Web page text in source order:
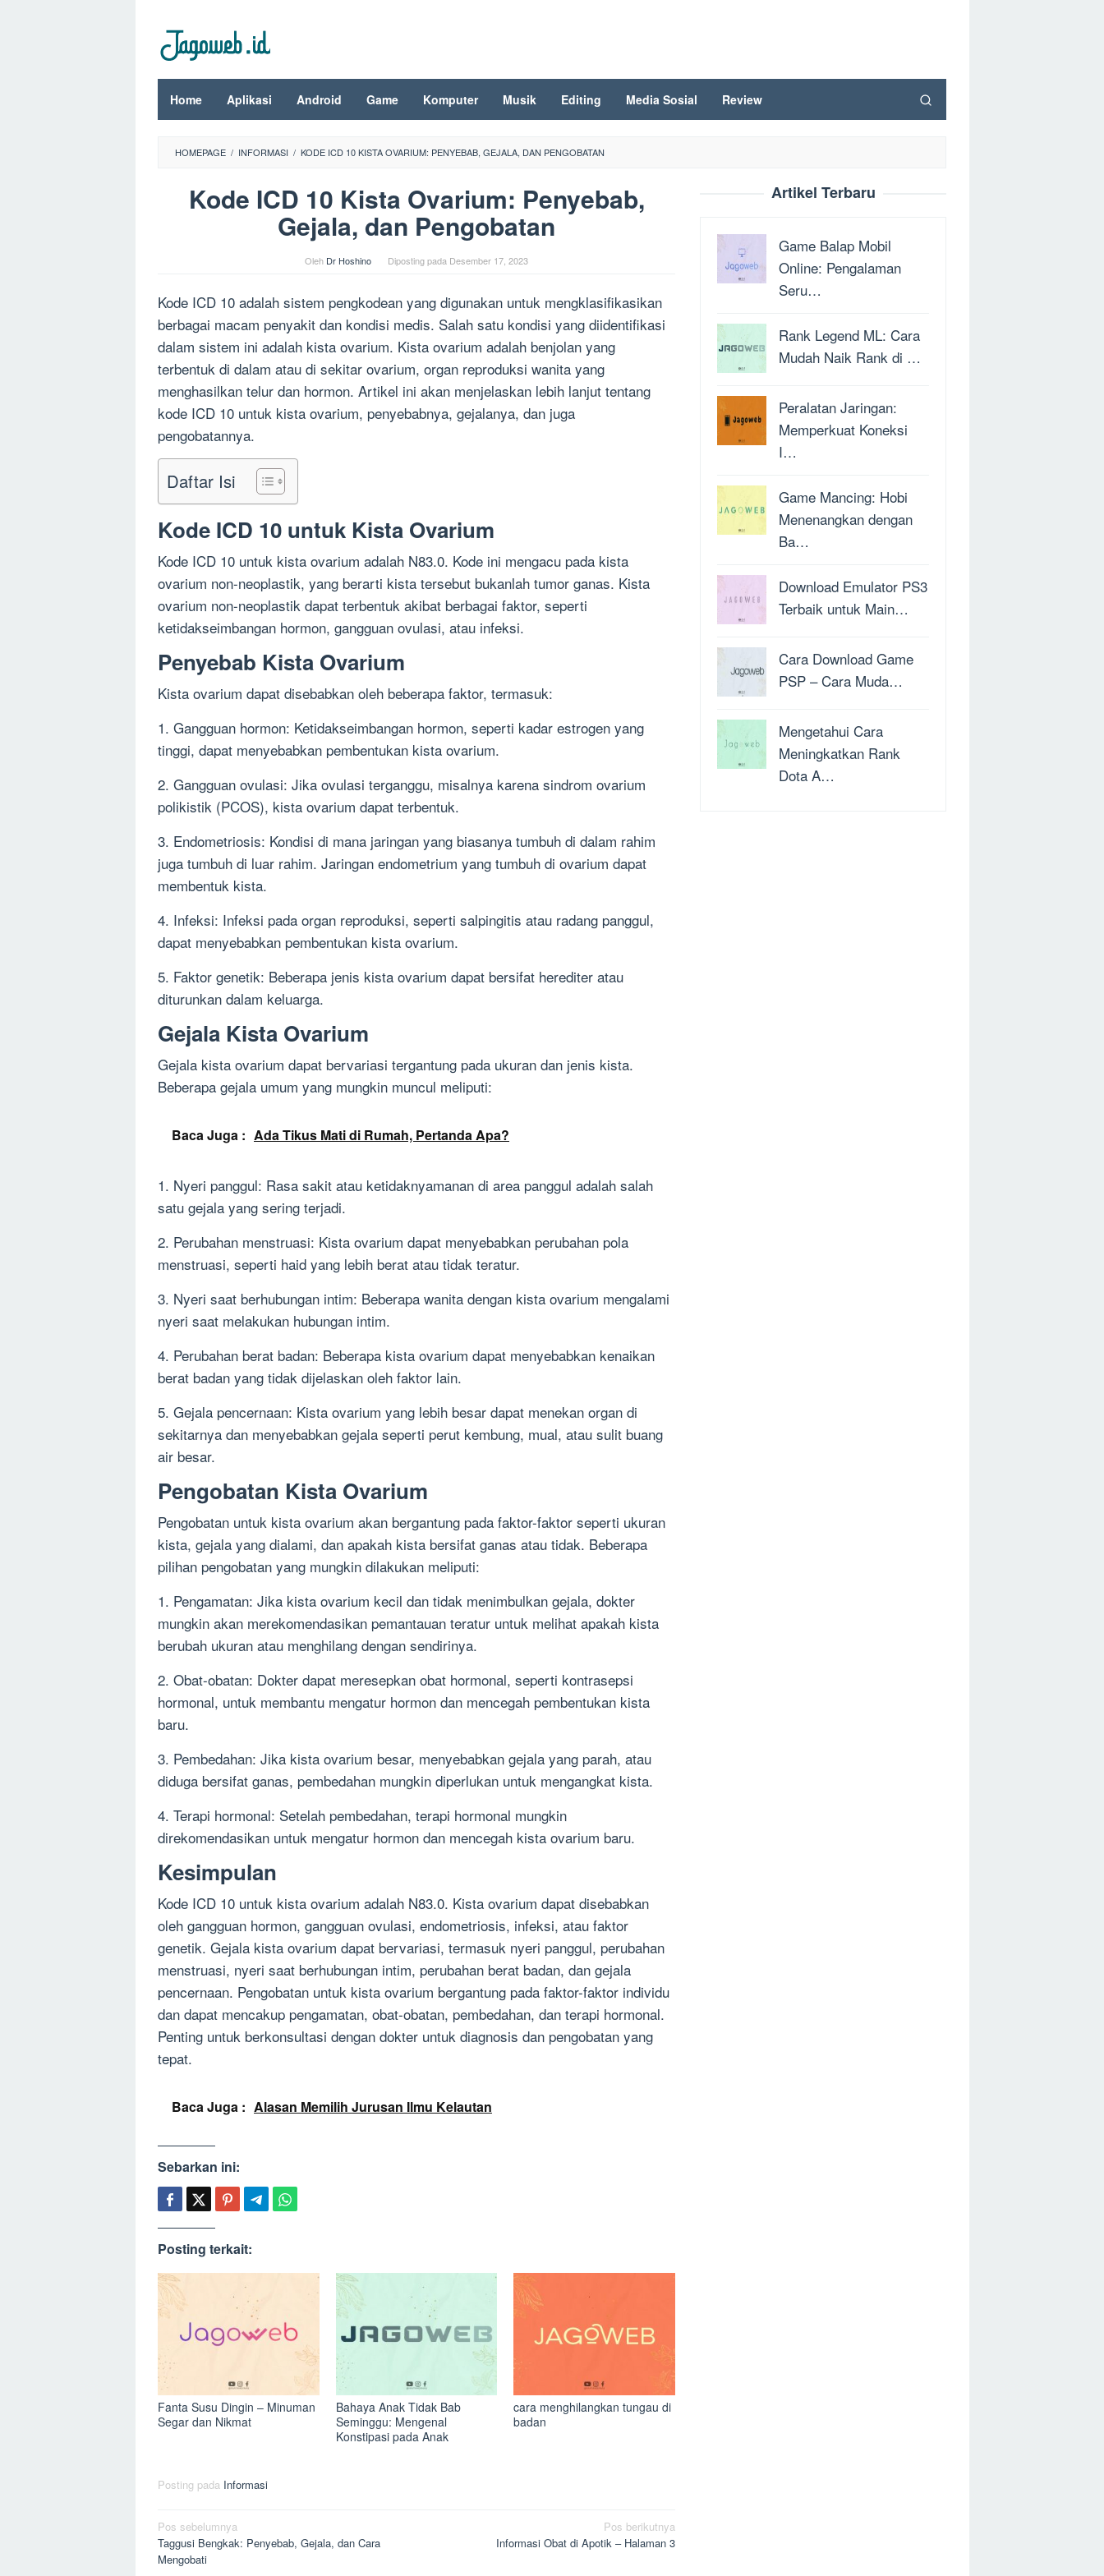
konten
Home Aplikasi Android Game Komputer Musik Editing Media Sosial Review
HOMEPAGE / INFORMASI / KODE ICD 10 KISTA OVARIUM: PENYEBAB, GEJALA, DAN PENGOBATAN
Kode ICD 10 Kista Ovarium: Penyebab,
Gejala, dan Pengobatan
Oleh Dr Hoshino Diposting pada Desember 17, 2023
Kode ICD 10 adalah sistem pengkodean yang digunakan untuk mengklasifikasikan
berbagai macam penyakit dan kondisi medis. Salah satu kondisi yang diidentifikasi
dalam sistem ini adalah kista ovarium. Kista ovarium adalah benjolan yang
terbentuk di dalam atau di sekitar ovarium, organ reproduksi wanita yang
menghasilkan telur dan hormon. Artikel ini akan menjelaskan lebih lanjut tentang
kode ICD 10 untuk kista ovarium, penyebabnya, gejalanya, dan juga
pengobatannya.
Daftar Isi
Kode ICD 10 untuk Kista Ovarium
Kode ICD 10 untuk kista ovarium adalah N83.0. Kode ini mengacu pada kista
ovarium non-neoplastik, yang berarti kista tersebut bukanlah tumor ganas. Kista
ovarium non-neoplastik dapat terbentuk akibat berbagai faktor, seperti
ketidakseimbangan hormon, gangguan ovulasi, atau infeksi.
Penyebab Kista Ovarium
Kista ovarium dapat disebabkan oleh beberapa faktor, termasuk:
1. Gangguan hormon: Ketidakseimbangan hormon, seperti kadar estrogen yang
tinggi, dapat menyebabkan pembentukan kista ovarium.
2. Gangguan ovulasi: Jika ovulasi terganggu, misalnya karena sindrom ovarium
polikistik (PCOS), kista ovarium dapat terbentuk.
3. Endometriosis: Kondisi di mana jaringan yang biasanya tumbuh di dalam rahim
juga tumbuh di luar rahim. Jaringan endometrium yang tumbuh di ovarium dapat
membentuk kista.
4. Infeksi: Infeksi pada organ reproduksi, seperti salpingitis atau radang panggul,
dapat menyebabkan pembentukan kista ovarium.
5. Faktor genetik: Beberapa jenis kista ovarium dapat bersifat herediter atau
diturunkan dalam keluarga.
Gejala Kista Ovarium
Gejala kista ovarium dapat bervariasi tergantung pada ukuran dan jenis kista.
Beberapa gejala umum yang mungkin muncul meliputi:
Baca Juga : Ada Tikus Mati di Rumah, Pertanda Apa?
1. Nyeri panggul: Rasa sakit atau ketidaknyamanan di area panggul adalah salah
satu gejala yang sering terjadi.
2. Perubahan menstruasi: Kista ovarium dapat menyebabkan perubahan pola
menstruasi, seperti haid yang lebih berat atau tidak teratur.
3. Nyeri saat berhubungan intim: Beberapa wanita dengan kista ovarium mengalami
nyeri saat melakukan hubungan intim.
4. Perubahan berat badan: Beberapa kista ovarium dapat menyebabkan kenaikan
berat badan yang tidak dijelaskan oleh faktor lain.
5. Gejala pencernaan: Kista ovarium yang lebih besar dapat menekan organ di
sekitarnya dan menyebabkan gejala seperti perut kembung, mual, atau sulit buang
air besar.
Pengobatan Kista Ovarium
Pengobatan untuk kista ovarium akan bergantung pada faktor-faktor seperti ukuran
kista, gejala yang dialami, dan apakah kista bersifat ganas atau tidak. Beberapa
pilihan pengobatan yang mungkin dilakukan meliputi:
1. Pengamatan: Jika kista ovarium kecil dan tidak menimbulkan gejala, dokter
mungkin akan merekomendasikan pemantauan teratur untuk melihat apakah kista
berubah ukuran atau menghilang dengan sendirinya.
2. Obat-obatan: Dokter dapat meresepkan obat hormonal, seperti kontrasepsi
hormonal, untuk membantu mengatur hormon dan mencegah pembentukan kista
baru.
3. Pembedahan: Jika kista ovarium besar, menyebabkan gejala yang parah, atau
diduga bersifat ganas, pembedahan mungkin diperlukan untuk mengangkat kista.
4. Terapi hormonal: Setelah pembedahan, terapi hormonal mungkin
direkomendasikan untuk mengatur hormon dan mencegah kista ovarium baru.
Kesimpulan
Kode ICD 10 untuk kista ovarium adalah N83.0. Kista ovarium dapat disebabkan
oleh gangguan hormon, gangguan ovulasi, endometriosis, infeksi, atau faktor
genetik. Gejala kista ovarium dapat bervariasi, termasuk nyeri panggul, perubahan
menstruasi, nyeri saat berhubungan intim, perubahan berat badan, dan gejala
pencernaan. Pengobatan untuk kista ovarium bergantung pada faktor-faktor individu
dan dapat mencakup pengamatan, obat-obatan, pembedahan, dan terapi hormonal.
Penting untuk berkonsultasi dengan dokter untuk diagnosis dan pengobatan yang
tepat.
Baca Juga : Alasan Memilih Jurusan Ilmu Kelautan
Sebarkan ini:
Posting terkait:
Fanta Susu Dingin – Minuman
Segar dan Nikmat
Bahaya Anak Tidak Bab
Seminggu: Mengenal
Konstipasi pada Anak
cara menghilangkan tungau di
badan
Posting pada Informasi
Navigasi
pos
Pos sebelumnya
Taggusi Bengkak: Penyebab, Gejala, dan Cara
Mengobati
Pos berikutnya
Informasi Obat di Apotik – Halaman 3
Artikel Terbaru
Game Balap Mobil
Online: Pengalaman
Seru…
Rank Legend ML: Cara
Mudah Naik Rank di …
Peralatan Jaringan:
Memperkuat Koneksi
I…
Game Mancing: Hobi
Menenangkan dengan
Ba…
Download Emulator PS3
Terbaik untuk Main…
Cara Download Game
PSP – Cara Muda…
Mengetahui Cara
Meningkatkan Rank
Dota A…